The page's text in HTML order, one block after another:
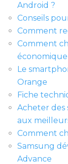
Android ?
Conseils
Comment
Comment
économique
Le
Orange
Fiche
Acheter des
aux
Comment
Samsung
Advance